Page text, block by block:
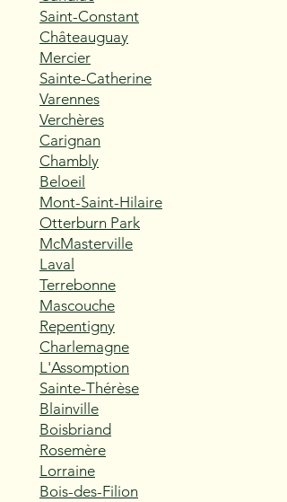
Saint-Constant
Châteauguay
Mercier
Sainte-Catherine
Varennes
Verchères
Carignan
Chambly
Beloeil
Mont-Saint-Hilaire
Otterburn Park
McMasterville
Laval
Terrebonne
Mascouche
Repentigny
Charlemagne
L'Assomption
Sainte-Thérèse
Blainville
Boisbriand
Rosemère
Lorraine
Bois-des-Filion